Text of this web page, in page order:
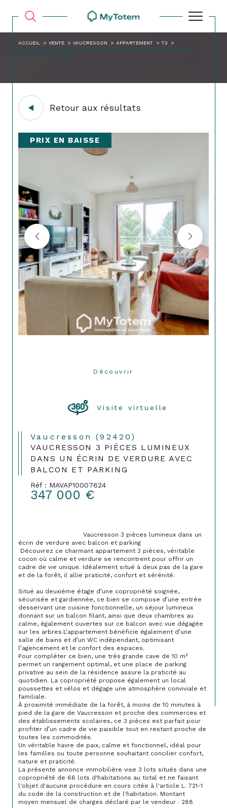
ACCUEIL VENTE VAUCRESSON APPARTEMENT
T3
VAUCRESSON 3 PIECES LUMINEUX DANS UN ECRIN DE VERDURE AVEC
BALCON ET PARKING
Retour aux résultats
PRIX EN BAISSE
Découvrir
Visite virtuelle
Vaucresson (92420)
VAUCRESSON 3 PIÈCES LUMINEUX
DANS UN ÉCRIN DE VERDURE AVEC
BALCON ET PARKING
Réf : MAVAP10007624
347 000 €
écrin de verdure avec balcon et parking
cocon où calme et verdure se rencontrent pour offrir un
cadre de vie unique. Idéalement situé à deux pas de la gare
et de la forêt, il allie praticité, confort et sérénité.
Situé au deuxième étage d’une copropriété soignée,
sécurisée et gardiennée, ce bien se compose d’une entrée
desservant une cuisine fonctionnelle, un séjour lumineux
donnant sur un balcon filant, ainsi que deux chambres au
calme, également ouvertes sur ce balcon avec vue dégagée
sur les arbres.L’appartement bénéficie également d’une
salle de bains et d’un WC indépendant, optimisant
l’agencement et le confort des espaces.
Pour compléter ce bien, une très grande cave de 10 m²
permet un rangement optimal, et une place de parking
privative au sein de la résidence assure la praticité au
quotidien. La copropriété propose également un local
poussettes et vélos et dégage une atmosphère conviviale et
familiale.
À proximité immédiate de la forêt, à moins de 10 minutes à
pied de la gare de Vaucresson et proche des commerces et
des établissements scolaires, ce 3 pièces est parfait pour
profiter d’un cadre de vie paisible tout en restant proche de
toutes les commodités.
Un véritable havre de paix, calme et fonctionnel, idéal pour
les familles ou toute personne souhaitant concilier confort,
nature et praticité.
La présente annonce immobilière vise 3 lots situés dans une
copropriété de 66 lots d'habitations au total et ne faisant
l'objet d'aucune procédure en cours citée à l'article L. 721-1
du code de la construction et de l'habitation. Montant
moyen mensuel de charges déclaré par le vendeur : 288